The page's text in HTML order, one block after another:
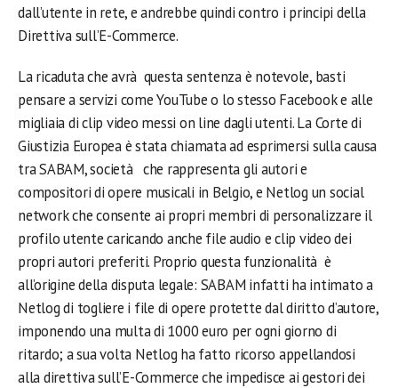
dall’utente in rete, e andrebbe quindi contro i principi della
Direttiva sull’E-Commerce.
La ricaduta che avrà questa sentenza è notevole, basti
pensare a servizi come YouTube o lo stesso Facebook e alle
migliaia di clip video messi on line dagli utenti. La Corte di
Giustizia Europea è stata chiamata ad esprimersi sulla causa
tra SABAM, società che rappresenta gli autori e
compositori di opere musicali in Belgio, e Netlog un social
network che consente ai propri membri di personalizzare il
profilo utente caricando anche file audio e clip video dei
propri autori preferiti. Proprio questa funzionalità è
all’origine della disputa legale: SABAM infatti ha intimato a
Netlog di togliere i file di opere protette dal diritto d’autore,
imponendo una multa di 1000 euro per ogni giorno di
ritardo; a sua volta Netlog ha fatto ricorso appellandosi
alla direttiva sull’E-Commerce che impedisce ai gestori dei